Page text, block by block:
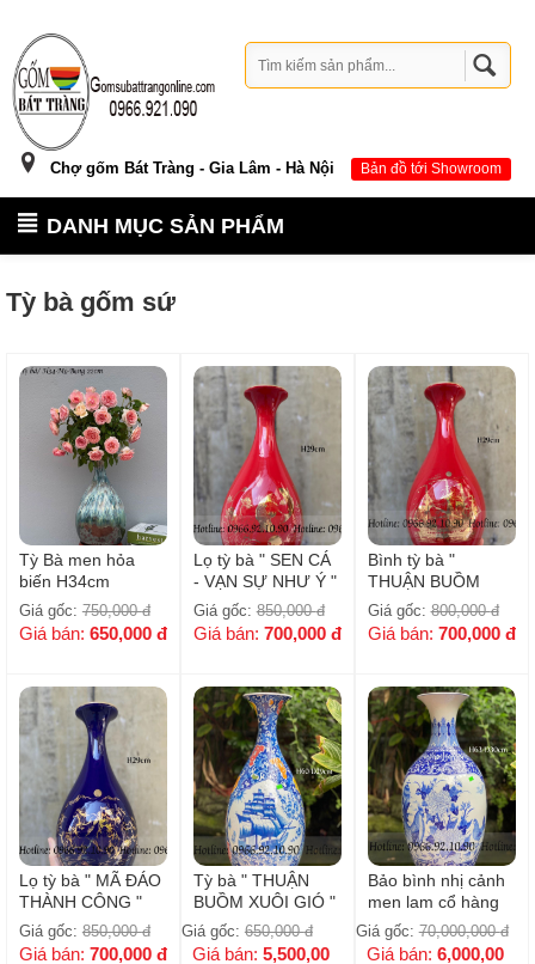
Chợ gốm Bát Tràng - Gia Lâm - Hà Nội Bản đồ tới Showroom
DANH MỤC SẢN PHẨM
Tỳ bà gốm sứ
Tỳ Bà men hỏa
biến H34cm
Giá gốc: 750,000 đ
Giá bán: 650,000 đ
Lọ tỳ bà " SEN CÁ
- VẠN SỰ NHƯ Ý "
- Đủ màu - H29cm
Giá gốc:850,000 đ
Giá bán: 700,000 đ
Bình tỳ bà "
THUẬN BUỒM
XUÔI GIÓ " đủ
màu - H29cm
Giá gốc:800,000 đ
Giá bán: 700,000 đ
Lọ tỳ bà " MÃ ĐÁO
THÀNH CÔNG "
các màu - H29cm
Giá gốc: 850,000 đ
Giá bán: 700,000 đ
Tỳ bà " THUẬN
BUỒM XUÔI GIÓ "
nhị cảnh - men lam
cổ hàng khử -
Giá gốc: 650,000 đ
Giá bán:5,500,00
Bảo bình nhị cảnh
men lam cổ hàng
khử - H63cm
Giá gốc:70,000,000 đ
Giá bán:6,000,00